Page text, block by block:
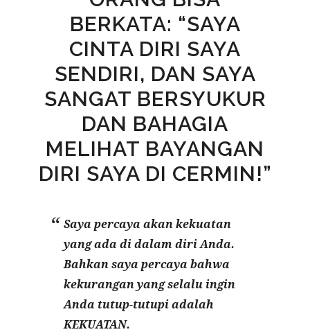
BERKATA: “SAYA
CINTA DIRI SAYA
SENDIRI, DAN SAYA
SANGAT BERSYUKUR
DAN BAHAGIA
MELIHAT BAYANGAN
DIRI SAYA DI CERMIN!”
Saya percaya akan kekuatan
yang ada di dalam diri Anda.
Bahkan saya percaya bahwa
kekurangan yang selalu ingin
Anda tutup-tutupi adalah
KEKUATAN.